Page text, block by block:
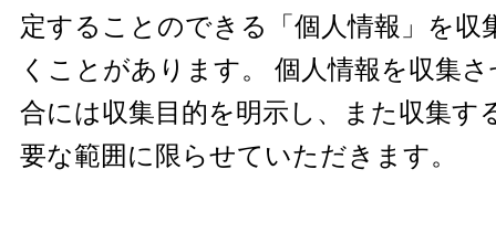
定することのできる「個人情報」を収
くことがあります。 個人情報を収集
合には収集目的を明示し、また収集す
要な範囲に限らせていただきます。